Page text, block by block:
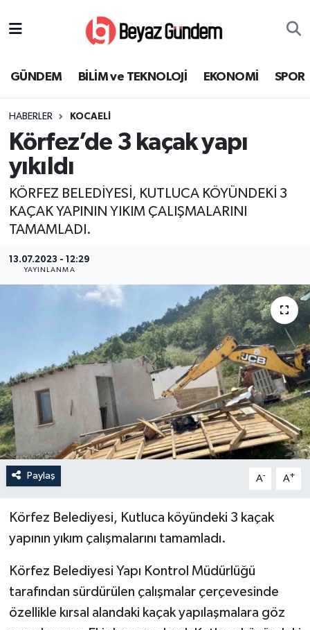
GÜNDEM BİLİM ve TEKNOLOJİ EKONOMİ SPOR
HABERLER KOCAELİ
Körfez’de 3 kaçak yapı
yıkıldı
KÖRFEZ BELEDİYESİ, KUTLUCA KÖYÜNDEKİ 3
KAÇAK YAPININ YIKIM ÇALIŞMALARINI
TAMAMLADI.
13.07.2023 - 12:29
YAYINLANMA
Paylaş A- A+
Körfez Belediyesi, Kutluca köyündeki 3 kaçak
yapının yıkım çalışmalarını tamamladı.
Körfez Belediyesi Yapı Kontrol Müdürlüğü
tarafından sürdürülen çalışmalar çerçevesinde
özellikle kırsal alandaki kaçak yapılaşmalara göz
EKONOMİ
SPOR
SAĞLIK
EĞİTİM
KÜLTÜR SANAT
MAGAZİN
Süper Lig Puan Durumu ve Fikstür
Tüm Manşetler
Son Dakika Haberleri
Haber Arşivi